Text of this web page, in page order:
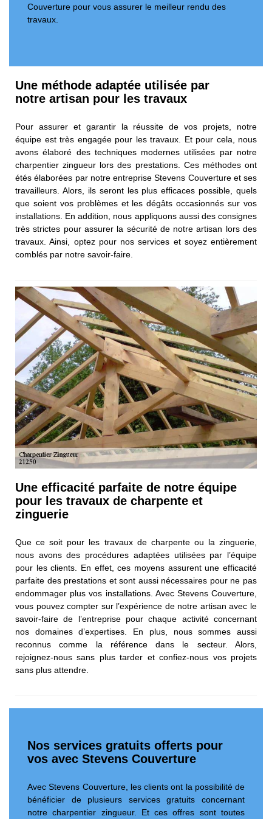
Couverture pour vous assurer le meilleur rendu des
travaux.
Une méthode adaptée utilisée par
notre artisan pour les travaux
Pour assurer et garantir la réussite de vos projets, notre
équipe est très engagée pour les travaux. Et pour cela, nous
avons élaboré des techniques modernes utilisées par notre
charpentier zingueur lors des prestations. Ces méthodes ont
étés élaborées par notre entreprise Stevens Couverture et ses
travailleurs. Alors, ils seront les plus efficaces possible, quels
que soient vos problèmes et les dégâts occasionnés sur vos
installations. En addition, nous appliquons aussi des consignes
très strictes pour assurer la sécurité de notre artisan lors des
travaux. Ainsi, optez pour nos services et soyez entièrement
comblés par notre savoir-faire.
Une efficacité parfaite de notre équipe
pour les travaux de charpente et
zinguerie
Que ce soit pour les travaux de charpente ou la zinguerie,
nous avons des procédures adaptées utilisées par l’équipe
pour les clients. En effet, ces moyens assurent une efficacité
parfaite des prestations et sont aussi nécessaires pour ne pas
endommager plus vos installations. Avec Stevens Couverture,
vous pouvez compter sur l’expérience de notre artisan avec le
savoir-faire de l’entreprise pour chaque activité concernant
nos domaines d’expertises. En plus, nous sommes aussi
reconnus comme la référence dans le secteur. Alors,
rejoignez-nous sans plus tarder et confiez-nous vos projets
sans plus attendre.
Nos services gratuits offerts pour
vos avec Stevens Couverture
Avec Stevens Couverture, les clients ont la possibilité de
bénéficier de plusieurs services gratuits concernant
notre charpentier zingueur. Et ces offres sont toutes